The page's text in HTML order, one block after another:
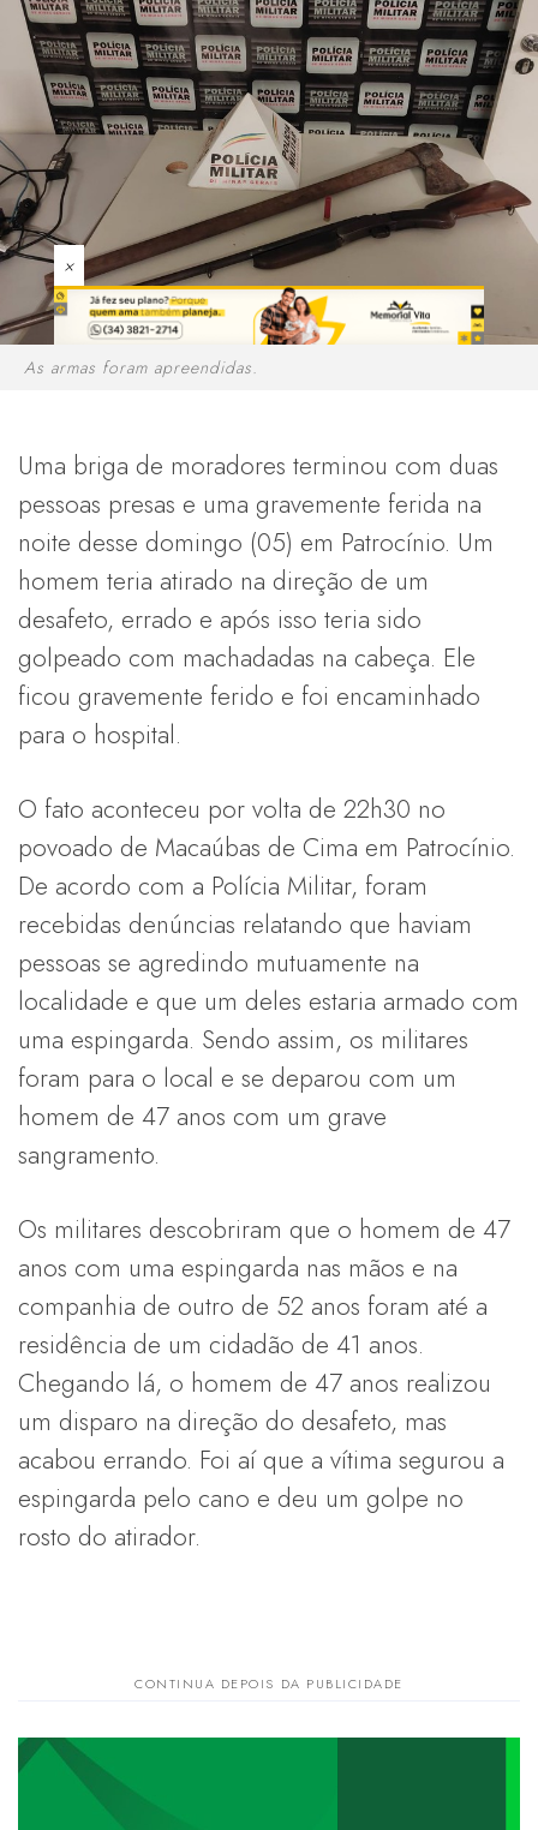
×
As armas foram apreendidas.
Uma briga de moradores terminou com duas
pessoas presas e uma gravemente ferida na
noite desse domingo (05) em Patrocínio. Um
homem teria atirado na direção de um
desafeto, errado e após isso teria sido
golpeado com machadadas na cabeça. Ele
ficou gravemente ferido e foi encaminhado
para o hospital.
O fato aconteceu por volta de 22h30 no
povoado de Macaúbas de Cima em Patrocínio.
De acordo com a Polícia Militar, foram
recebidas denúncias relatando que haviam
pessoas se agredindo mutuamente na
localidade e que um deles estaria armado com
uma espingarda. Sendo assim, os militares
foram para o local e se deparou com um
homem de 47 anos com um grave
sangramento.
Os militares descobriram que o homem de 47
anos com uma espingarda nas mãos e na
companhia de outro de 52 anos foram até a
residência de um cidadão de 41 anos.
Chegando lá, o homem de 47 anos realizou
um disparo na direção do desafeto, mas
acabou errando. Foi aí que a vítima segurou a
espingarda pelo cano e deu um golpe no
rosto do atirador.